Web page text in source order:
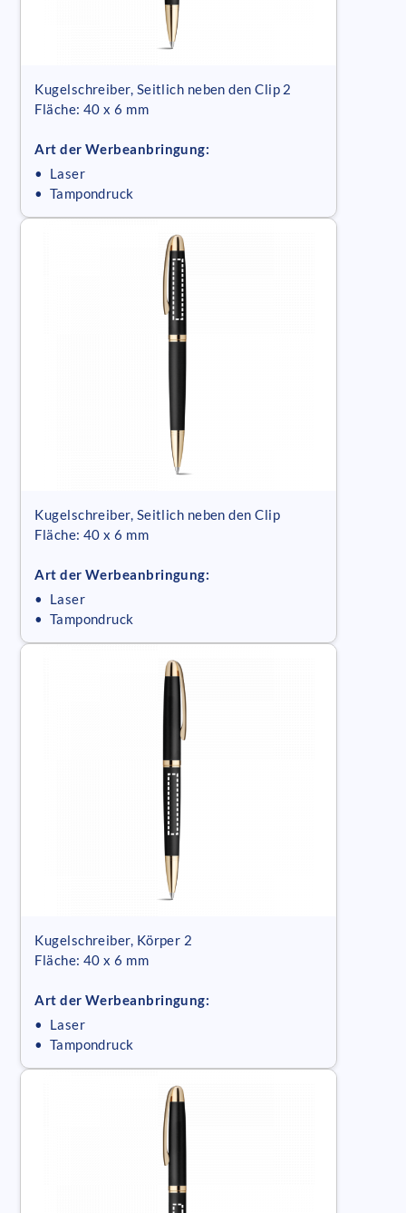
Kugelschreiber, Seitlich neben den Clip 2
Fläche: 40 x 6 mm
Art der Werbeanbringung:
• Laser
• Tampondruck
Kugelschreiber, Seitlich neben den Clip
Fläche: 40 x 6 mm
Art der Werbeanbringung:
• Laser
• Tampondruck
Kugelschreiber, Körper 2
Fläche: 40 x 6 mm
Art der Werbeanbringung:
• Laser
• Tampondruck